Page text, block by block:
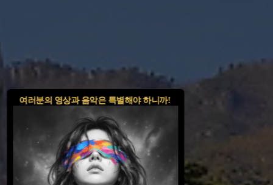
여러분의 영상과 음악은 특별해야 하니까!